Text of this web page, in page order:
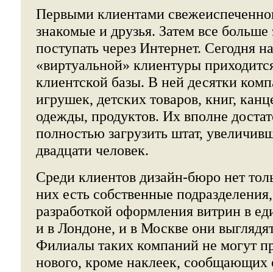
Первыми клиентами
знакомые и друзья. Затем все больше
поступать через Интернет. Сегодня
«виртуальной» клиентуры
клиентской базы. В ней десятки
игрушек, детских товаров, книг,
одежды, продуктов. Их вполне
полностью загрузить штат,
двадцати человек.
Среди клиентов дизайн-бюро нет
них есть собственные
разработкой оформления витрин в
и в Лондоне, и в Москве они
Филиалы таких компаний не могут
нового, кроме наклеек, сообщающих